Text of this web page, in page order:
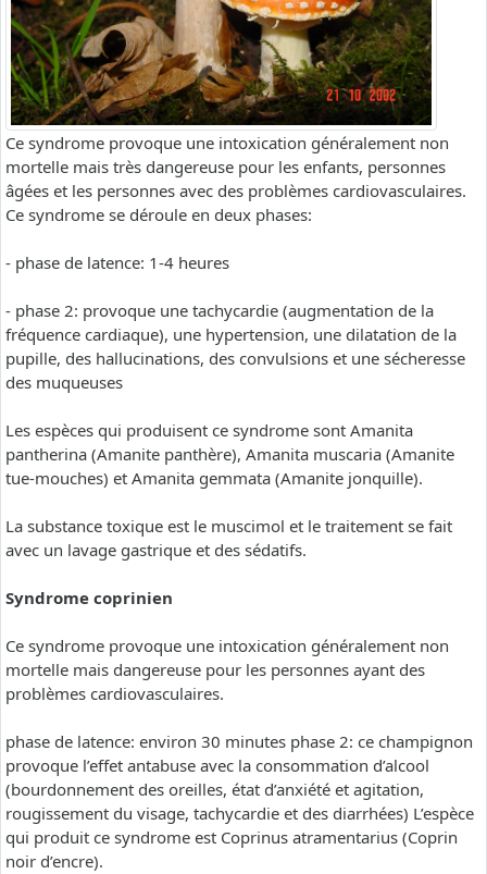
Ce syndrome provoque une intoxication généralement non
mortelle mais très dangereuse pour les enfants, personnes
âgées et les personnes avec des problèmes cardiovasculaires.
Ce syndrome se déroule en deux phases:
- phase de latence: 1-4 heures
- phase 2: provoque une tachycardie (augmentation de la
fréquence cardiaque), une hypertension, une dilatation de la
pupille, des hallucinations, des convulsions et une sécheresse
des muqueuses
Les espèces qui produisent ce syndrome sont Amanita
pantherina (Amanite panthère), Amanita muscaria (Amanite
tue-mouches) et Amanita gemmata (Amanite jonquille).
La substance toxique est le muscimol et le traitement se fait
avec un lavage gastrique et des sédatifs.
Syndrome coprinien
Ce syndrome provoque une intoxication généralement non
mortelle mais dangereuse pour les personnes ayant des
problèmes cardiovasculaires.
phase de latence: environ 30 minutes phase 2: ce champignon
provoque l’effet antabuse avec la consommation d’alcool
(bourdonnement des oreilles, état d’anxiété et agitation,
rougissement du visage, tachycardie et des diarrhées) L’espèce
qui produit ce syndrome est Coprinus atramentarius (Coprin
noir d’encre).